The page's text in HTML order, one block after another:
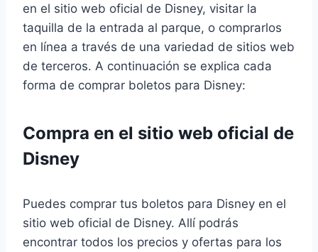
en el sitio web oficial de Disney, visitar la
taquilla de la entrada al parque, o comprarlos
en línea a través de una variedad de sitios web
de terceros. A continuación se explica cada
forma de comprar boletos para Disney:
Compra en el sitio web oficial de
Disney
Puedes comprar tus boletos para Disney en el
sitio web oficial de Disney. Allí podrás
encontrar todos los precios y ofertas para los